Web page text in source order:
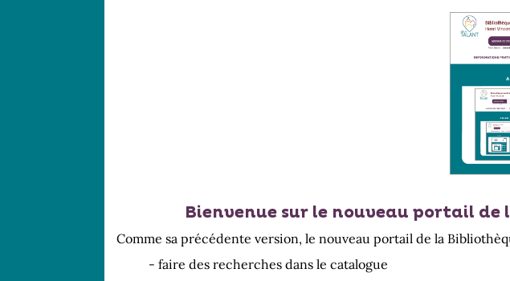
Bienvenue sur le nouveau portail
Comme sa précédente version, le nouveau portail de la
- faire des recherches dans le catalogue